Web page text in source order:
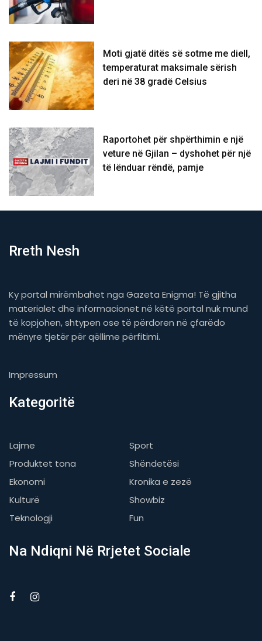
Moti gjatë ditës së sotme me diell,
temperaturat maksimale sërish
deri në 38 gradë Celsius
Raportohet për shpërthimin e një
veture në Gjilan – dyshohet për një
të lënduar rëndë, pamje
Rreth Nesh
Ky portal mirëmbahet nga Gazeta Enigma! Të gjitha
materialet dhe informacionet në këtë portal nuk mund
të kopjohen, shtypen ose të përdoren në çfarëdo
mënyre tjetër për qëllime përfitimi.
Impressum
Kategoritë
Lajme
Sport
Produktet tona
Shëndetësi
Ekonomi
Kronika e zezë
Kulturë
Showbiz
Teknologji
Fun
Na Ndiqni Në Rrjetet Sociale